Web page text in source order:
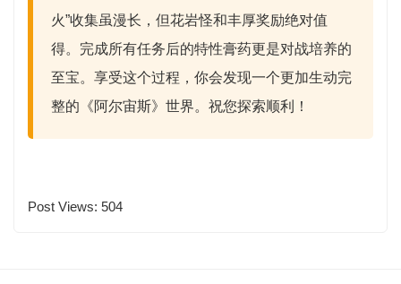
火”收集虽漫长，但花岩怪和丰厚奖励绝对值
得。完成所有任务后的特性膏药更是对战培养的
至宝。享受这个过程，你会发现一个更加生动完
整的《阿尔宙斯》世界。祝您探索顺利！
Post Views: 504